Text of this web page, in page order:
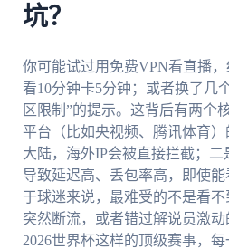
坑？
你可能试过用免费VPN看直播
看10分钟卡5分钟；或者换了几
区限制”的提示。这背后有两个
平台（比如央视频、腾讯体育
大陆，海外IP会被直接拦截；二
导致延迟高、丢包率高，即使
于球迷来说，最难受的不是看
突然断流，或者错过解说员激
2026世界杯这样的顶级赛事，每